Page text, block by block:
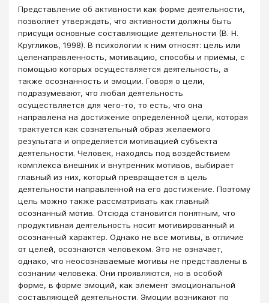
Представление об активности как форме деятельности,
позволяет утверждать, что активности должны быть
присущи основные составляющие деятельности (В. Н.
Кругликов, 1998). В психологии к ним относят: цель или
целенаправленность, мотивацию, способы и приёмы, с
помощью которых осуществляется деятельность, а
также осознанность и эмоции. Говоря о цели,
подразумевают, что любая деятельность
осуществляется для чего-то, то есть, что она
направлена на достижение определённой цели, которая
трактуется как сознательный образ желаемого
результата и определяется мотивацией субъекта
деятельности. Человек, находясь под воздействием
комплекса внешних и внутренних мотивов, выбирает
главный из них, который превращается в цель
деятельности направленной на его достижение. Поэтому
цель можно также рассматривать как главный
осознанный мотив. Отсюда становится понятным, что
продуктивная деятельность носит мотивированный и
осознанный характер. Однако не все мотивы, в отличие
от целей, осознаются человеком. Это не означает,
однако, что неосознаваемые мотивы не представлены в
сознании человека. Они проявляются, но в особой
форме, в форме эмоций, как элемент эмоциональной
составляющей деятельности. Эмоции возникают по